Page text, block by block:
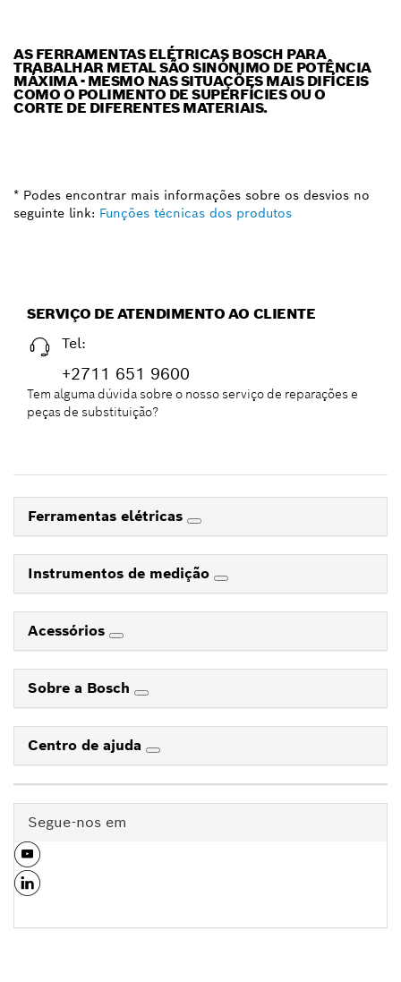
AS FERRAMENTAS ELÉTRICAS BOSCH PARA
TRABALHAR METAL SÃO SINÓNIMO DE POTÊNCIA
MÁXIMA - MESMO NAS SITUAÇÕES MAIS DIFÍCEIS
COMO O POLIMENTO DE SUPERFÍCIES OU O
CORTE DE DIFERENTES MATERIAIS.
* Podes encontrar mais informações sobre os desvios no
seguinte link: Funções técnicas dos produtos
SERVIÇO DE ATENDIMENTO AO CLIENTE
Tel:
+2711 651 9600
Tem alguma dúvida sobre o nosso serviço de reparações e
peças de substituição?
Ferramentas elétricas
Instrumentos de medição
Acessórios
Sobre a Bosch
Centro de ajuda
Segue-nos em